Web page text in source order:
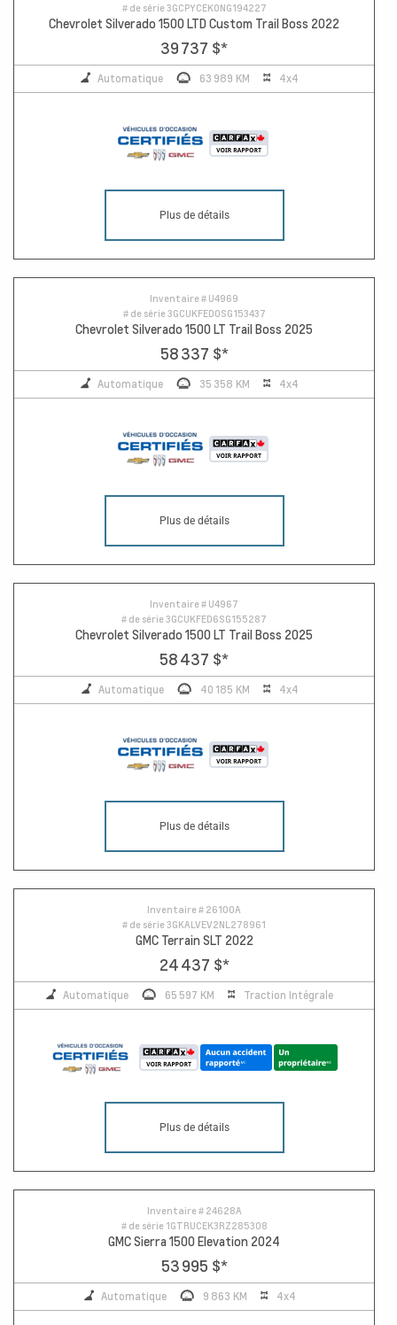
# de série3GCPYCEK0NG194227
Chevrolet Silverado 1500 LTD Custom Trail Boss 2022
39 737 $*
Automatique 63 989 KM 4x4
Plus de détails
Inventaire # U4969
# de série3GCUKFED0SG153437
Chevrolet Silverado 1500 LT Trail Boss 2025
58 337 $*
Automatique 35 358 KM 4x4
Plus de détails
Inventaire # U4967
# de série3GCUKFED6SG155287
Chevrolet Silverado 1500 LT Trail Boss 2025
58 437 $*
Automatique 40 185 KM 4x4
Plus de détails
Inventaire # 26100A
# de série3GKALVEV2NL278961
GMC Terrain SLT 2022
24 437 $*
Automatique 65 597 KM Traction Intégrale
Plus de détails
Inventaire # 24628A
# de série 1GTRUCEK3RZ285308
GMC Sierra 1500 Elevation 2024
53 995 $*
Automatique 9 863 KM 4x4